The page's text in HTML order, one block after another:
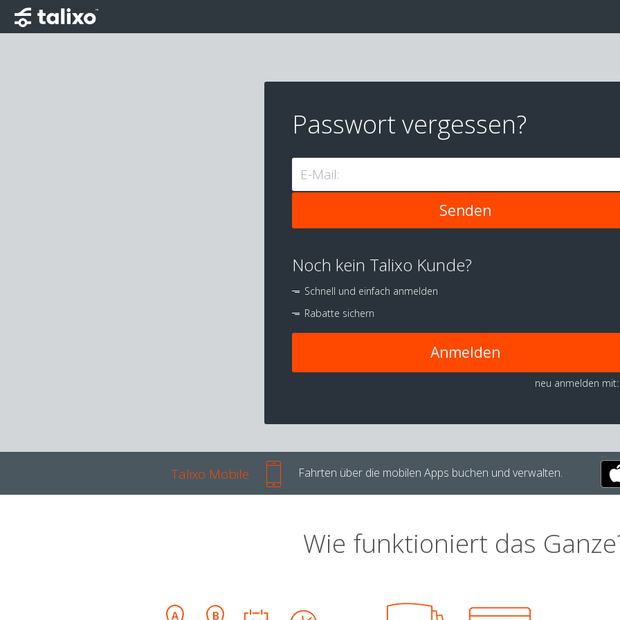
Passwort vergessen?
E-Mail:
Noch kein Talixo Kunde?
Schnell und einfach anmelden
Rabatte sichern
Anmelden
neu anmelden mit:
Talixo Mobile Fahrten über die mobilen Apps buchen und verwalten.
Wie funktioniert das